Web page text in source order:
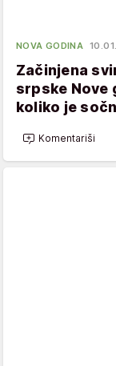
NOVA GODINA
Začinjena
srpske Nove
koliko je
Komentariši